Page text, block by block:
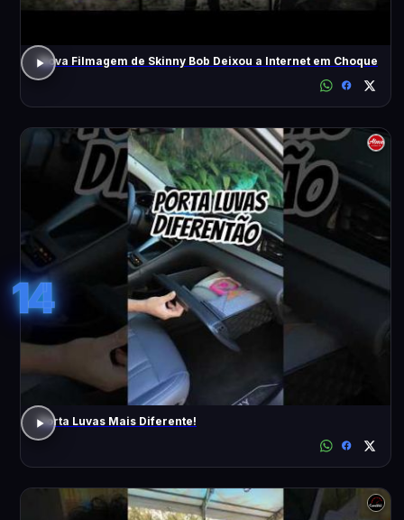
Nova Filmagem de Skinny Bob Deixou a Internet em Choque
14
Porta Luvas Mais Diferente!